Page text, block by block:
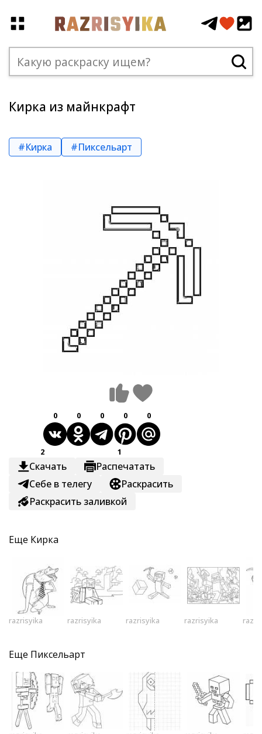
Кирка из майнкрафт
#Кирка #Пиксельарт
0 0 0 0 0
2
Скачать
1
Распечатать
Себе в телегу
Раскрасить
Раскрасить заливкой
Еще Кирка
razrisyika razrisyika razrisyika razrisyika
Еще Пиксельарт